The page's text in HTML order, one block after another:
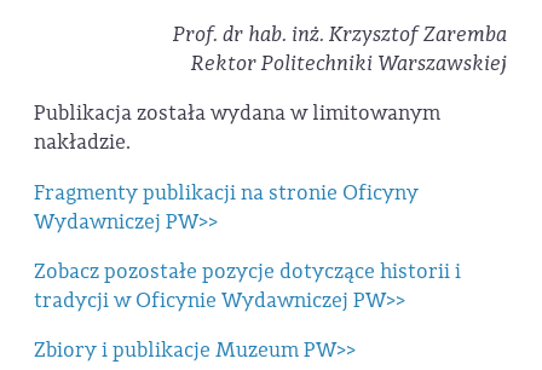
Prof. dr hab. inż. Krzysztof Zaremba
Rektor Politechniki Warszawskiej
Publikacja została wydana w limitowanym
nakładzie.
Fragmenty publikacji na stronie Oficyny
Wydawniczej PW>>
Zobacz pozostałe pozycje dotyczące historii i
tradycji w Oficynie Wydawniczej PW>>
Zbiory i publikacje Muzeum PW>>